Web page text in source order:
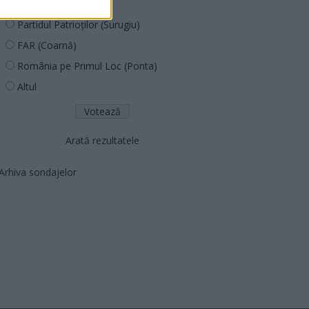
Partidul Patrioților (Surugiu)
FAR (Coarnă)
România pe Primul Loc (Ponta)
Altul
Arată rezultatele
sondajelor